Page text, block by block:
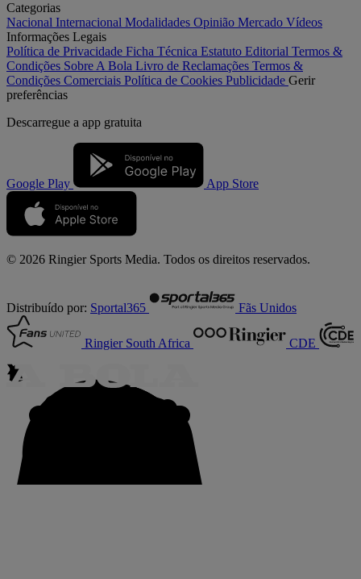
Categorias
Nacional Internacional Modalidades Opinião Mercado Vídeos
Informações Legais
Política de Privacidade Ficha Técnica Estatuto Editorial Termos &
Condições Sobre A Bola Livro de Reclamações Termos &
Condições Comerciais Política de Cookies Publicidade Gerir
preferências
Descarregue a app gratuita
Google Play App Store
© 2026 Ringier Sports Media. Todos os direitos reservados.
Distribuído por: Sportal365 Fãs Unidos
Ringier South Africa CDE